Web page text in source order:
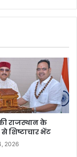
राजस्थान के
शिष्टाचार भेंट
2026